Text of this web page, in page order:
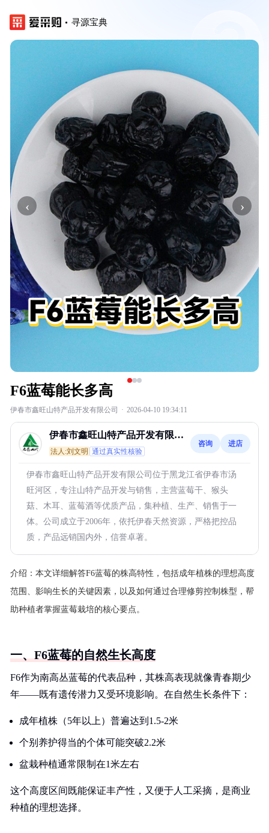
寻源宝典
‹ ›
F6蓝莓能长多高
伊春市鑫旺山特产品开发有限公司 · 2026-04-10 19:34:11
伊春市鑫旺山特产品开发有限公
司
法人:刘文明 通过真实性核验
咨询 进店
伊春市鑫旺山特产品开发有限公司位于黑龙江省伊春市汤
旺河区，专注山特产品开发与销售，主营蓝莓干、猴头
菇、木耳、蓝莓酒等优质产品，集种植、生产、销售于一
体。公司成立于2006年，依托伊春天然资源，严格把控品
质，产品远销国内外，信誉卓著。
介绍： 本文详细解答F6蓝莓的株高特性，包括成年植株的理想高度
范围、影响生长的关键因素，以及如何通过合理修剪控制株型，帮
助种植者掌握蓝莓栽培的核心要点。
一、F6蓝莓的自然生长高度
F6作为南高丛蓝莓的代表品种，其株高表现就像青春期少
年——既有遗传潜力又受环境影响。在自然生长条件下：
成年植株（5年以上）普遍达到1.5-2米
个别养护得当的个体可能突破2.2米
盆栽种植通常限制在1米左右
这个高度区间既能保证丰产性，又便于人工采摘，是商业
种植的理想选择。